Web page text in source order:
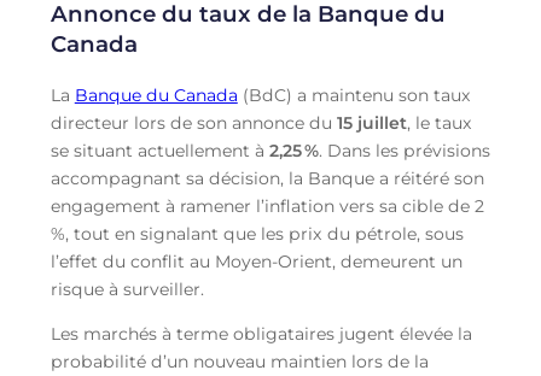
Annonce du taux de la Banque du
Canada
La Banque du Canada (BdC) a maintenu son taux
directeur lors de son annonce du 15 juillet, le taux
se situant actuellement à 2,25%. Dans les prévisions
accompagnant sa décision, la Banque a réitéré son
engagement à ramener l’inflation vers sa cible de 2
%, tout en signalant que les prix du pétrole, sous
l’effet du conflit au Moyen-Orient, demeurent un
risque à surveiller.
Les marchés à terme obligataires jugent élevée la
probabilité d’un nouveau maintien lors de la